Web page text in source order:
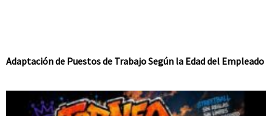
Adaptación de Puestos de Trabajo Según la Edad del Empleado